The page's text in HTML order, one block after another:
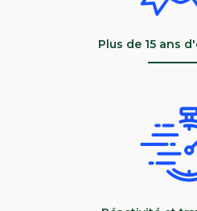
Plus de 15 ans